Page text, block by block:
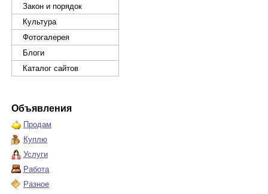
Закон и порядок
Культура
Фотогалерея
Блоги
Каталог сайтов
Объявления
Продам
Куплю
Услуги
Работа
Разное